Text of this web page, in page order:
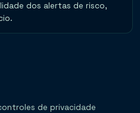
dos alertas de risco,
de privacidade